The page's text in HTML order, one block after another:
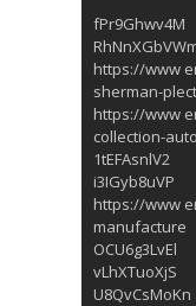
fPr9Ghwv4M
https://www
sherman-
https://www
collection-
1tEFAsnlV2
i3IGyb8uVP
https://www
manufacture
OCU6g3LvEl
vLhXTuoXjS
U8QvCsMoKn